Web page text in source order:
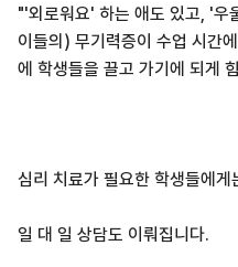
"'외로워요' 하는 애도 있고, '우
이들의) 무기력증이 수업 시간
에 학생들을 끌고 가기에 되게
심리 치료가 필요한 학생들에게
일 대 일 상담도 이뤄집니다.